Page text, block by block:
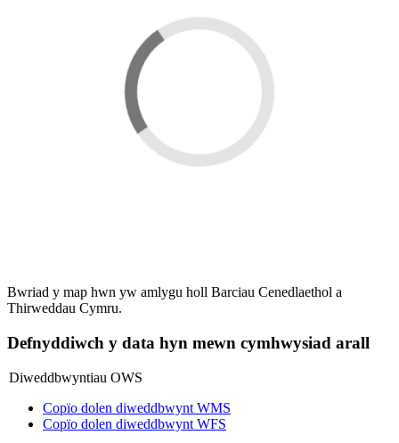
Bwriad y map hwn yw amlygu holl Barciau Cenedlaethol a
Thirweddau Cymru.
Defnyddiwch y data hyn mewn cymhwysiad arall
Diweddbwyntiau OWS
Copïo dolen diweddbwynt WMS
Copïo dolen diweddbwynt WFS